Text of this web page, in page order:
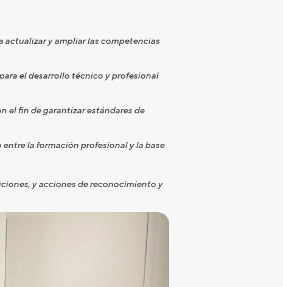
actualizar y ampliar las competencias
el desarrollo técnico y profesional
el fin de garantizar estándares de
la formación profesional y la base
y acciones de reconocimiento y